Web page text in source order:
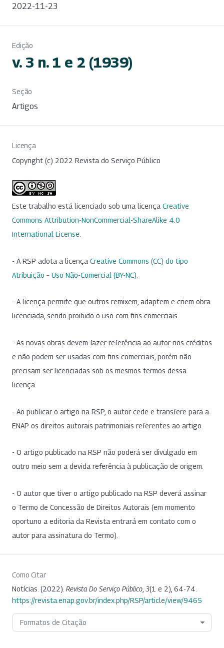
2022-11-23
Edição
v. 3 n. 1 e 2 (1939)
Seção
Artigos
Licença
Copyright (c) 2022 Revista do Serviço Público
Este trabalho está licenciado sob uma licença Creative
Commons Attribution-NonCommercial-ShareAlike 4.0
International License
- A RSP adota a licença Creative Commons (CC) do tipo
Atribuição – Uso Não-Comercial (BY-NC)
- A licença permite que outros remixem, adaptem e criem obra
licenciada, sendo proibido o uso com fins comerciais.
- As novas obras devem fazer referência ao autor nos créditos
e não podem ser usadas com fins comerciais, porém não
precisam ser licenciadas sob os mesmos termos dessa
licença.
- Ao publicar o artigo na RSP, o autor cede e transfere para a
ENAP os direitos autorais patrimoniais referentes ao artigo.
- O artigo publicado na RSP não poderá ser divulgado em
outro meio sem a devida referência à publicação de origem.
- O autor que tiver o artigo publicado na RSP deverá assinar
o Termo de Concessão de Direitos Autorais (em momento
oportuno a editoria da Revista entrará em contato com o
autor para assinatura do Termo).
Como Citar
Notícias. (2022). Revista Do Serviço Público 3(1 e 2), 64-74.
https://revista.enap.gov.br/index.php/RSP/article/view/9465
Formatos de Citação